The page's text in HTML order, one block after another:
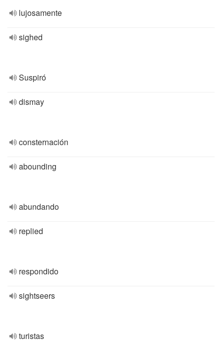
lujosamente
sighed
Suspiró
dismay
consternación
abounding
abundando
replied
respondido
sightseers
turistas